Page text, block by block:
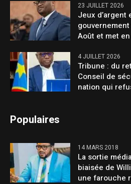
23 JUILLET 2026
Jeux d’argent
Août et met
4 JUILLET 2026
Tribune : du
Conseil de
nation qui
Populaires
14 MARS 2018
La sortie
biaisée de
une farouche